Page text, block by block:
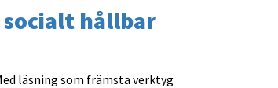
hållbar
läsning som främsta verktyg